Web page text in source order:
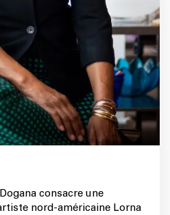
consacre une
nord-américaine Lorna